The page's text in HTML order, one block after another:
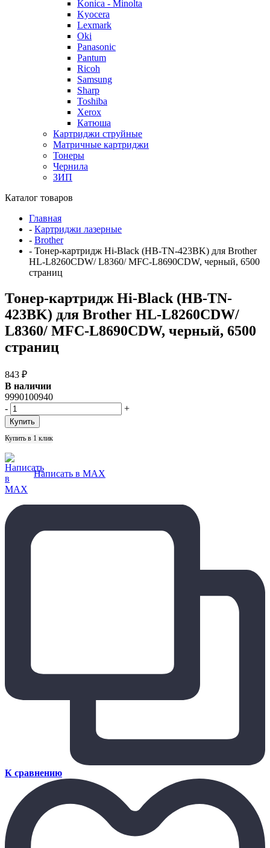
Konica - Minolta
Kyocera
Lexmark
Oki
Panasonic
Pantum
Ricoh
Samsung
Sharp
Toshiba
Xerox
Катюша
Картриджи струйные
Матричные картриджи
Тонеры
Чернила
ЗИП
Каталог товаров
Главная
- Картриджи лазерные
- Brother
- Тонер-картридж Hi-Black (HB-TN-423BK) для Brother
HL-L8260CDW/ L8360/ MFC-L8690CDW, черный, 6500
страниц
Тонер-картридж Hi-Black (HB-TN-
423BK) для Brother HL-L8260CDW/
L8360/ MFC-L8690CDW, черный, 6500
страниц
843 ₽
В наличии
9990100940
-
+
Купить в 1 клик
Написать в MAX
К сравнению